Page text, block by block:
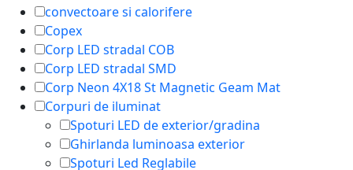
convectoare si calorifere
Copex
Corp LED stradal COB
Corp LED stradal SMD
Corp Neon 4X18 St Magnetic Geam Mat
Corpuri de iluminat
Spoturi LED de exterior/gradina
Ghirlanda luminoasa exterior
Spoturi Led Reglabile